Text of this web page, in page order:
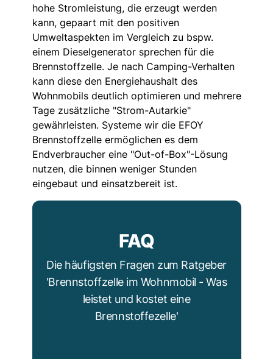
hohe Stromleistung, die erzeugt werden
kann, gepaart mit den positiven
Umweltaspekten im Vergleich zu bspw.
einem Dieselgenerator sprechen für die
Brennstoffzelle. Je nach Camping-Verhalten
kann diese den Energiehaushalt des
Wohnmobils deutlich optimieren und mehrere
Tage zusätzliche "Strom-Autarkie"
gewährleisten. Systeme wir die EFOY
Brennstoffzelle ermöglichen es dem
Endverbraucher eine "Out-of-Box"-Lösung
nutzen, die binnen weniger Stunden
eingebaut und einsatzbereit ist.
FAQ
Die häufigsten Fragen zum Ratgeber
'Brennstoffzelle im Wohnmobil - Was
leistet und kostet eine
Brennstoffezelle'